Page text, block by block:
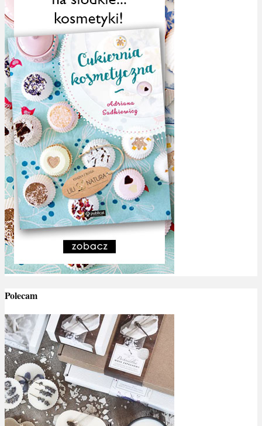
Polecam